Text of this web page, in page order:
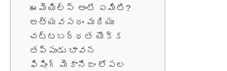
ఈమెయిల్స్ అంటే ఏమిటి?
అత్యవసరం మరియు
చట్టబద్ధత యొక్క
తప్పుడు భావన
ఫిషింగ్ మెకానిజం లోపల